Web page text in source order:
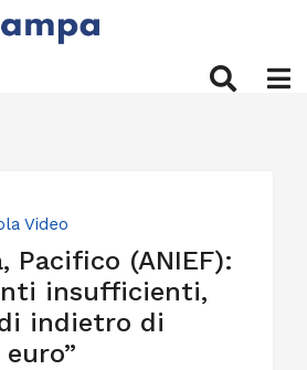
Video
Pacifico (ANIEF):
insufficienti,
indietro di